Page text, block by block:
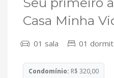
Casa Minha
01 sala 01
Condomínio: R$ 320,00